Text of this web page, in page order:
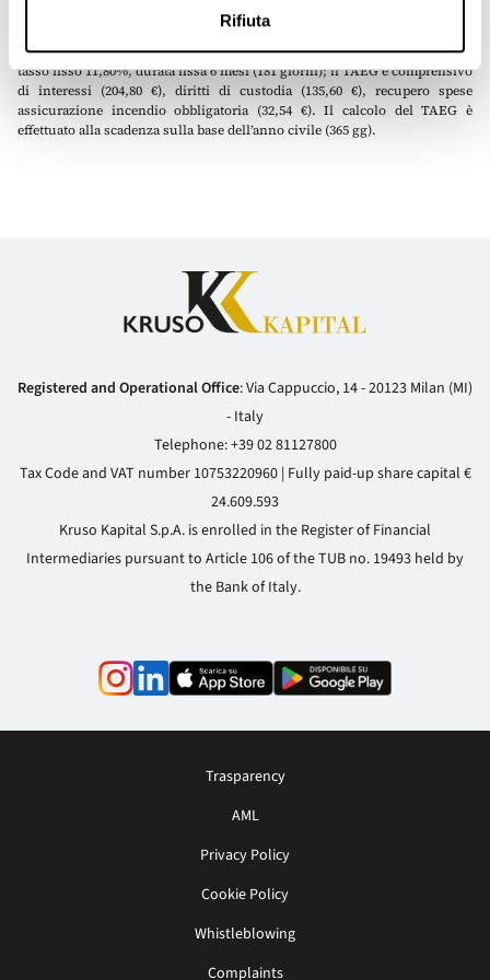
Rifiuta
Esempio Polizza Digitale a Distanza:
(TAEG): 22,6519%. Durata fissa 6 mesi (181 giorni). Esempio calcolato su
un finanziamento di Euro 3.500,00 su un valore di stima di Euro 4.375,
tasso fisso 11,80%, durata fissa 6 mesi (181 giorni); il TAEG è comprensivo
di interessi (204,80 €), diritti di custodia (135,60 €), recupero spese
assicurazione incendio obbligatoria (32,54 €). Il calcolo del TAEG è
effettuato alla scadenza sulla base dell’anno civile (365 gg).
Registered and Operational Office: Via Cappuccio, 14 - 20123 Milan (MI)
- Italy
Telephone:+39 02 81127800
Tax Code and VAT number 10753220960 | Fully paid-up share capital €
24.609.593
Kruso Kapital S.p.A. is enrolled in the Register of Financial
Intermediaries pursuant to Article 106 of the TUB no. 19493 held by
the Bank of Italy.
Trasparency
AML
Privacy Policy
Cookie Policy
Whistleblowing
Complaints